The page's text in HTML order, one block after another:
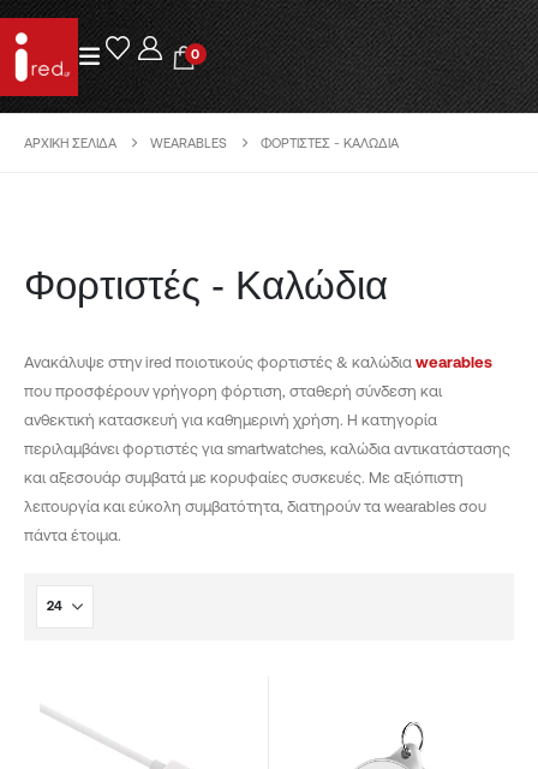
0
ΑΡΧΙΚΉ ΣΕΛΊΔΑ WEARABLES ΦΟΡΤΙΣΤΈΣ - ΚΑΛΏΔΙΑ
Φορτιστές - Καλώδια
Ανακάλυψε στην ired ποιοτικούς φορτιστές & καλώδια wearables
που προσφέρουν γρήγορη φόρτιση, σταθερή σύνδεση και
ανθεκτική κατασκευή για καθημερινή χρήση. Η κατηγορία
περιλαμβάνει φορτιστές για smartwatches, καλώδια αντικατάστασης
και αξεσουάρ συμβατά με κορυφαίες συσκευές. Με αξιόπιστη
λειτουργία και εύκολη συμβατότητα, διατηρούν τα wearables σου
πάντα έτοιμα.